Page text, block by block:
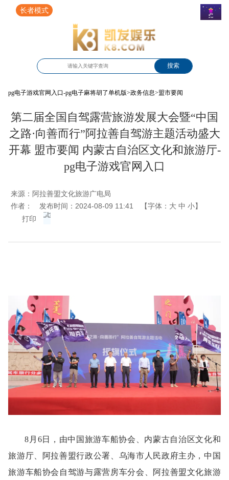
长者模式
搜索
pg电子游戏官网入口-pg电子麻将胡了单机版>政务信息>盟市要闻
第二届全国自驾露营旅游发展大会暨“中国
之路·向善而行”阿拉善自驾游主题活动盛大
开幕 盟市要闻 内蒙古自治区文化和旅游厅-
pg电子游戏官网入口
来源：阿拉善盟文化旅游广电局
作者：
发布时间：2024-08-09 11:41 【字体： 大 中 小】
打印
8月6日，由中国旅游车船协会、内蒙古自治区文化和
旅游厅、阿拉善盟行政公署、乌海市人民政府主办，中国
旅游车船协会自驾游与露营房车分会、阿拉善盟文化旅游